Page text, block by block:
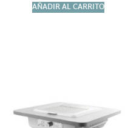
AÑADIR AL CARRITO